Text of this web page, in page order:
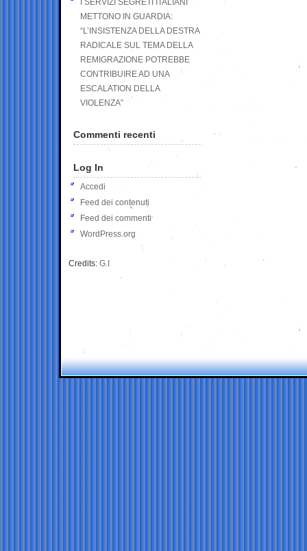
I SERVIZI SEGRETI ITALIANI
METTONO IN GUARDIA:
“L’INSISTENZA DELLA DESTRA
RADICALE SUL TEMA DELLA
REMIGRAZIONE POTREBBE
CONTRIBUIRE AD UNA
ESCALATION DELLA
VIOLENZA”
Commenti recenti
Log In
Accedi
Feed dei contenuti
Feed dei commenti
WordPress.org
Credits: G.I